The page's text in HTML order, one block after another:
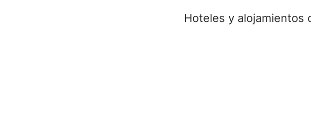
Hoteles y alojamientos